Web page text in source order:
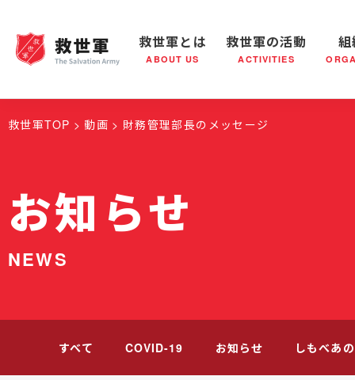
救世軍とは
ABOUT US
救世軍とは 世界が抱えている社会問題 救世軍
救世軍の活動
ACTIVITIES
救世軍の活動 社会鍋
組織概要
救世軍TOP 動画 財務管理部長のメッセージ
お知らせ
NEWS
すべて COVID-19 お知らせ しもべあ